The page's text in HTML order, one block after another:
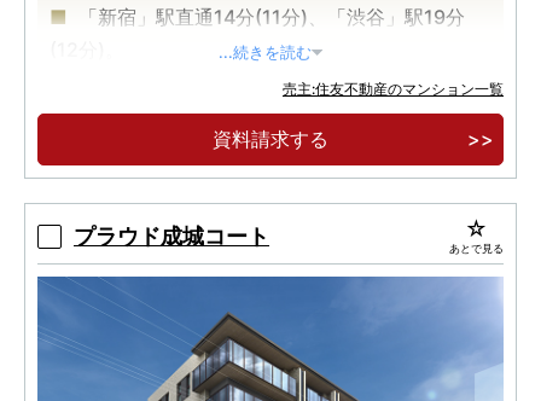
「新宿」駅直通14分(11分)、「渋谷」駅19分
総敷地面積1万㎡超・全143邸の大規模低層レジ
デンス。
ZEH-M Oriented(取得予定)＋認定低炭素住宅
...続きを読む
売主:住友不動産のマンション一覧
資料請求する
プラウド成城コート あとで見る